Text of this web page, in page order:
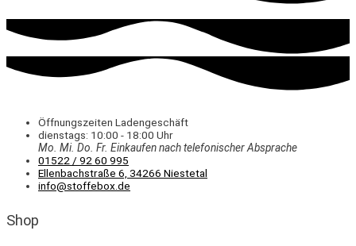
Öffnungszeiten Ladengeschäft
dienstags: 10:00 - 18:00 Uhr
Mo. Mi. Do. Fr. Einkaufennach telefonischer Absprache
01522 / 92 60 995
Ellenbachstraße 6, 34266 Niestetal
info@stoffebox.de
Shop